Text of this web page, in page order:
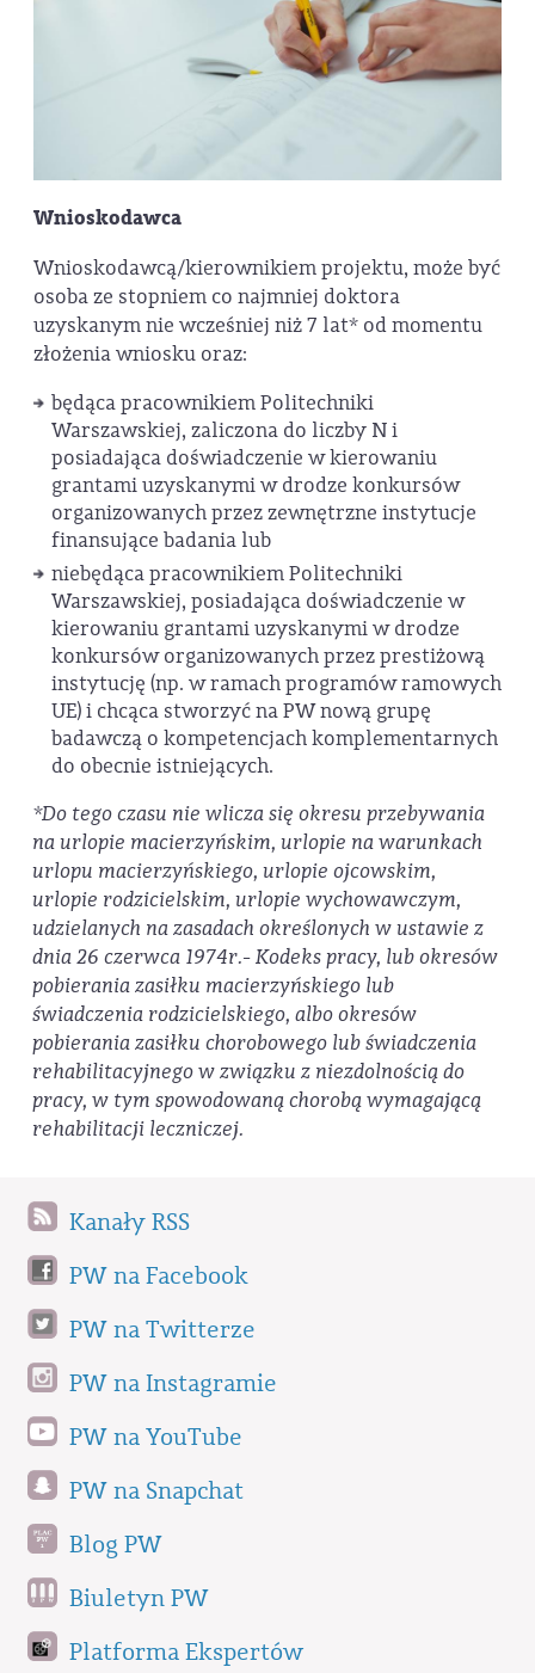
Wnioskodawca
Wnioskodawcą/kierownikiem projektu, może być
osoba ze stopniem co najmniej doktora
uzyskanym nie wcześniej niż 7 lat* od momentu
złożenia wniosku oraz:
będąca pracownikiem Politechniki
Warszawskiej, zaliczona do liczby N i
posiadająca doświadczenie w kierowaniu
grantami uzyskanymi w drodze konkursów
organizowanych przez zewnętrzne instytucje
finansujące badania lub
niebędąca pracownikiem Politechniki
Warszawskiej, posiadająca doświadczenie w
kierowaniu grantami uzyskanymi w drodze
konkursów organizowanych przez prestiżową
instytucję (np. w ramach programów ramowych
UE) i chcąca stworzyć na PW nową grupę
badawczą o kompetencjach komplementarnych
do obecnie istniejących.
*Do tego czasu nie wlicza się okresu przebywania
na urlopie macierzyńskim, urlopie na warunkach
urlopu macierzyńskiego, urlopie ojcowskim,
urlopie rodzicielskim, urlopie wychowawczym,
udzielanych na zasadach określonych w ustawie z
dnia 26 czerwca 1974r.- Kodeks pracy, lub okresów
pobierania zasiłku macierzyńskiego lub
świadczenia rodzicielskiego, albo okresów
pobierania zasiłku chorobowego lub świadczenia
rehabilitacyjnego w związku z niezdolnością do
pracy, w tym spowodowaną chorobą wymagającą
rehabilitacji leczniczej.
Kanały RSS
PW na Facebook
PW na Twitterze
PW na Instagramie
PW na YouTube
PW na Snapchat
Blog PW
Biuletyn PW
Platforma Ekspertów